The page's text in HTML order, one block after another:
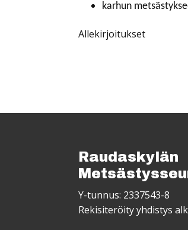
karhun
Allekirjoitukset
Raudaskylän
Y-tunnus: 2337543-8
Rekisiteröity yhdistys